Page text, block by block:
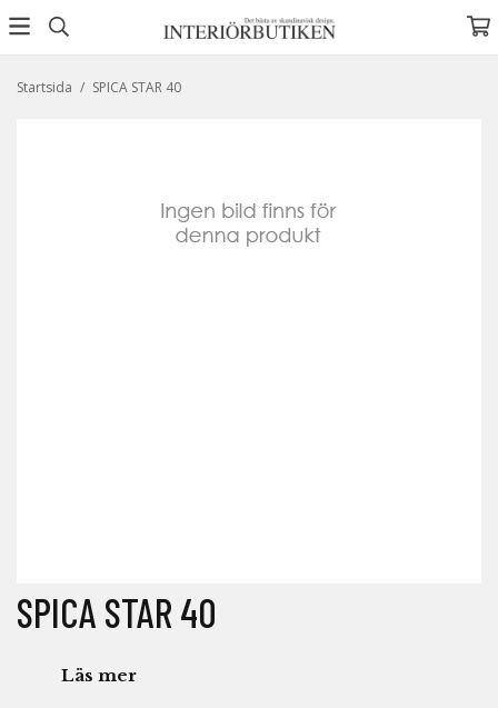
Startsida / SPICA STAR 40
SPICA STAR 40
Läs mer